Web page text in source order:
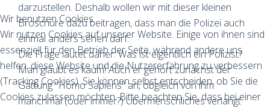
darzustellen. Deshalb wollen wir mit dieser kleinen
Broschüre dazu beitragen, dass man die Polizei auch
einmal anders sehen darf.
Die Frage lautet daher: Was ist eigentlich ein Polizist?
Man glaubt es kaum! Auch er gehört zunächst der
Gattung "Homo Sapiens" an, obgleich von ihm
manchmal (oder immer?) Übermenschliches verlangt
Wir benutzen Cookies
Wir nutzen Cookies auf unserer Website. Einige von ihnen sind
essenziell für den Betrieb der Seite, während andere uns
helfen, diese Website und die Nutzererfahrung zu verbessern
(Tracking Cookies). Sie können selbst entscheiden, ob Sie die
Cookies zulassen möchten. Bitte beachten Sie, dass bei einer